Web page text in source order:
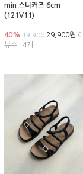
min 스니커즈 6cm
(121V11)
40% 49,900 29,900원 리
뷰수 : 4개